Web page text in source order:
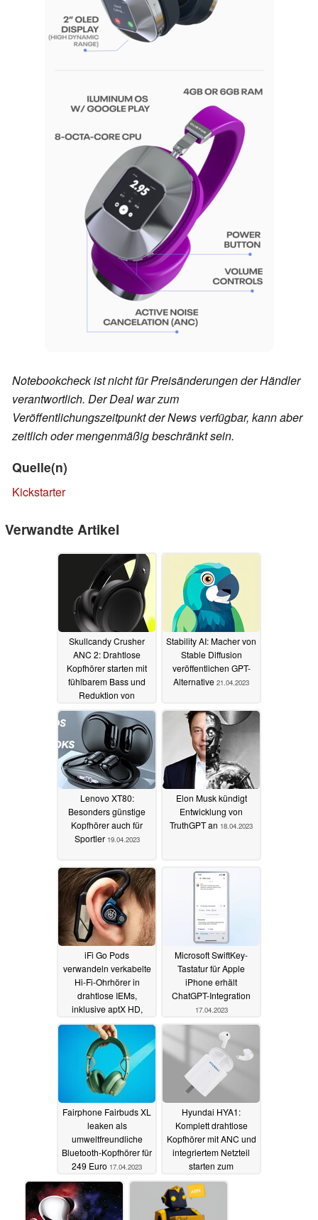
Notebookcheck ist nicht für Preisänderungen der Händler
verantwortlich. Der Deal war zum
Veröffentlichungszeitpunkt der News verfügbar, kann aber
zeitlich oder mengenmäßig beschränkt sein.
Quelle(n)
Kickstarter
Verwandte Artikel
Skullcandy Crusher
ANC 2: Drahtlose
Kopfhörer starten mit
fühlbarem Bass und
Reduktion von
Umgebungsgeräuschen
20.05.2023
Stability AI: Macher von
Stable Diffusion
veröffentlichen GPT-
Alternative 21.04.2023
Lenovo XT80:
Besonders günstige
Kopfhörer auch für
Sportler 19.04.2023
Elon Musk kündigt
Entwicklung von
TruthGPT an 18.04.2023
iFi Go Pods
verwandeln verkabelte
Hi-Fi-Ohrhörer in
drahtlose IEMs,
inklusive aptX HD,
LDAC und drahtlosem
Laden18.04.2023
Microsoft SwiftKey-
Tastatur für Apple
iPhone erhält
ChatGPT-Integration
17.04.2023
Fairphone Fairbuds XL
leaken als
umweltfreundliche
Bluetooth-Kopfhörer für
249 Euro 17.04.2023
Hyundai HYA1:
Komplett drahtlose
Kopfhörer mit ANC und
integriertem Netzteil
starten zum
Vorzugspreis15.04.2023